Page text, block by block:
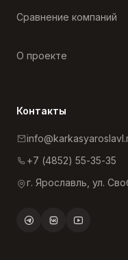
Сравнение компаний
О проекте
Контакты
+7 (4852) 55-35-35
г. Ярославль, ул.